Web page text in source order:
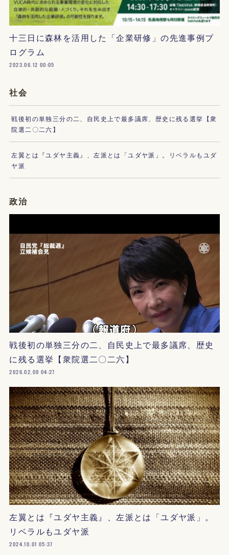
十三日に森林を活用した「企業研修」の先進事例プ
ログラム
2023.06.12 00:05
社会
戦後初の単独三分の二、自民史上で最多議席、歴史に残る選挙【衆
院選二〇二六】
左翼とは『ユダヤ主義』、左派とは「ユダヤ派」。リベラルもユダ
ヤ派
政治
戦後初の単独三分の二、自民史上で最多議席、歴史
に残る選挙【衆院選二〇二六】
2026.02.09 04:27
左翼とは『ユダヤ主義』、左派とは「ユダヤ派」。
リベラルもユダヤ派
2024.10.01 05:37